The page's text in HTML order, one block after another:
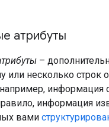
атрибуты
–
или несколько строк
информация
информация
вами